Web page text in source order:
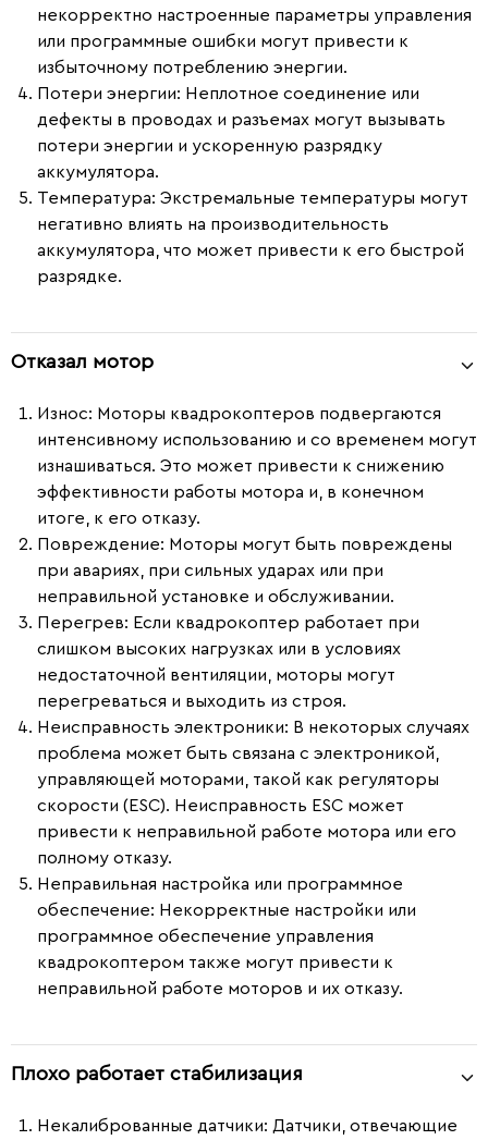
некорректно настроенные параметры управления
или программные ошибки могут привести к
избыточному потреблению энергии.
Потери энергии: Неплотное соединение или
дефекты в проводах и разъемах могут вызывать
потери энергии и ускоренную разрядку
аккумулятора.
Температура: Экстремальные температуры могут
негативно влиять на производительность
аккумулятора, что может привести к его быстрой
разрядке.
Отказал мотор
Износ: Моторы квадрокоптеров подвергаются
интенсивному использованию и со временем могут
изнашиваться. Это может привести к снижению
эффективности работы мотора и, в конечном
итоге, к его отказу.
Повреждение: Моторы могут быть повреждены
при авариях, при сильных ударах или при
неправильной установке и обслуживании.
Перегрев: Если квадрокоптер работает при
слишком высоких нагрузках или в условиях
недостаточной вентиляции, моторы могут
перегреваться и выходить из строя.
Неисправность электроники: В некоторых случаях
проблема может быть связана с электроникой,
управляющей моторами, такой как регуляторы
скорости (ESC). Неисправность ESC может
привести к неправильной работе мотора или его
полному отказу.
Неправильная настройка или программное
обеспечение: Некорректные настройки или
программное обеспечение управления
квадрокоптером также могут привести к
неправильной работе моторов и их отказу.
Плохо работает стабилизация
Некалиброванные датчики: Датчики, отвечающие